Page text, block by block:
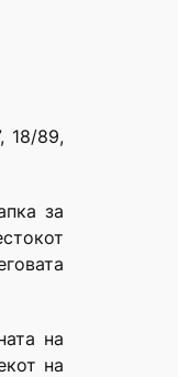
18/89,
за
на
на